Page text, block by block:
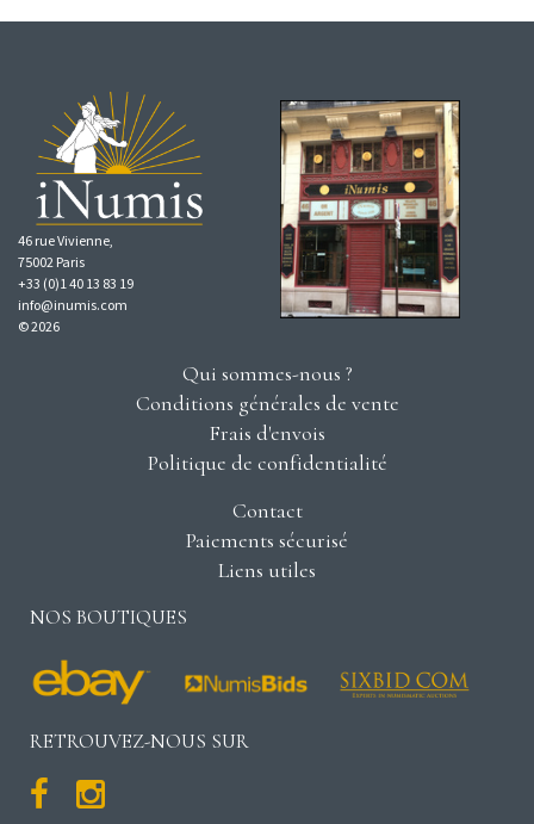
46 rue Vivienne,
75002 Paris
+33 (0)1 40 13 83 19
info@inumis.com
© 2026
Qui sommes-nous ?
Conditions générales de vente
Frais d'envois
Politique de confidentialité
Contact
Paiements sécurisé
Liens utiles
NOS BOUTIQUES
RETROUVEZ-NOUS SUR